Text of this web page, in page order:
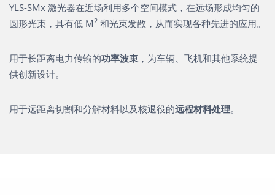
YLS-SMx 激光器在近场利用多个空间模式，在远场形成均匀的
圆形光束，具有低 M 2 和光束发散，从而实现各种先进的应用。
用于长距离电力传输的功率波束 ，为车辆、飞机和其他系统提
供创新设计。
用于远距离切割和分解材料以及核退役的远程材料处理。